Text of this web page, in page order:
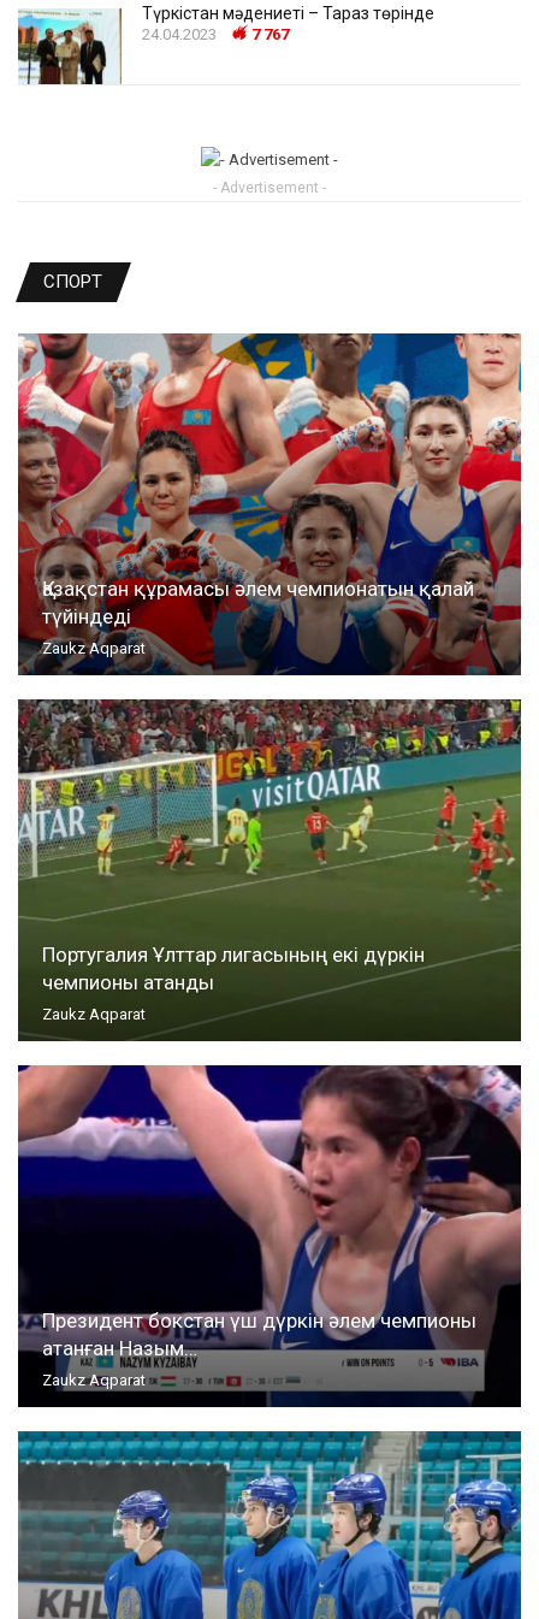
Түркістан мәдениеті – Тараз төрінде
24.04.2023 7 767
- Advertisement -
СПОРТ
Қазақстан құрамасы әлем чемпионатын қалай
түйіндеді
Zaukz Aqparat
Португалия Ұлттар лигасының екі дүркін
чемпионы атанды
Zaukz Aqparat
Президент бокстан үш дүркін әлем чемпионы
атанған Назым…
Zaukz Aqparat